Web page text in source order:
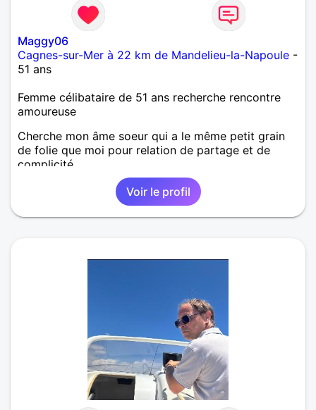
Maggy06
Cagnes-sur-Mer à 22 km de Mandelieu-la-Napoule -
51 ans
Femme célibataire de 51 ans recherche rencontre
amoureuse
Cherche mon âme soeur qui a le même petit grain
de folie que moi pour relation de partage et de
complicité.
Voir le profil